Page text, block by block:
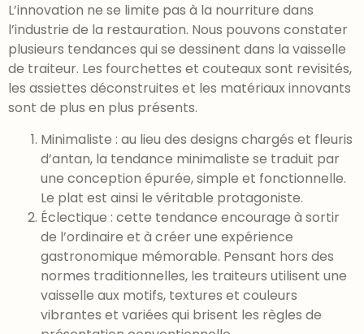
L’innovation ne se limite pas à la nourriture dans
l’industrie de la restauration. Nous pouvons constater
plusieurs tendances qui se dessinent dans la vaisselle
de traiteur. Les fourchettes et couteaux sont revisités,
les assiettes déconstruites et les matériaux innovants
sont de plus en plus présents.
Minimaliste : au lieu des designs chargés et fleuris
d’antan, la tendance minimaliste se traduit par
une conception épurée, simple et fonctionnelle.
Le plat est ainsi le véritable protagoniste.
Éclectique : cette tendance encourage à sortir
de l’ordinaire et à créer une expérience
gastronomique mémorable. Pensant hors des
normes traditionnelles, les traiteurs utilisent une
vaisselle aux motifs, textures et couleurs
vibrantes et variées qui brisent les règles de